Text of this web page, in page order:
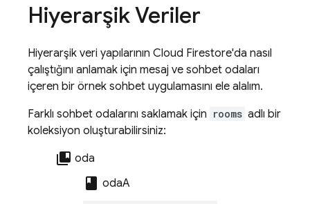
Hiyerarşik Veriler
Hiyerarşik veri yapılarının Cloud Firestore'da nasıl
çalıştığını anlamak için mesaj ve sohbet odaları
içeren bir örnek sohbet uygulamasını ele alalım.
Farklı sohbet odalarını saklamak için rooms adlı bir
koleksiyon oluşturabilirsiniz:
collections_bookmark oda
class odaA